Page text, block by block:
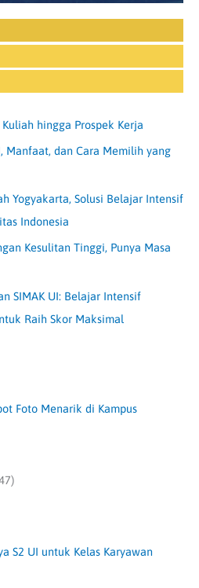
hingga Prospek Kerja
Manfaat, dan Cara Memilih yang
Yogyakarta, Solusi Belajar Intensif
Indonesia
Kesulitan Tinggi, Punya Masa
SIMAK UI: Belajar Intensif
Raih Skor Maksimal
Foto Menarik di Kampus
S2 UI untuk Kelas Karyawan